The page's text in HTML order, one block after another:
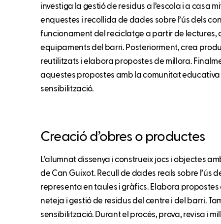
investiga la gestió de residus a l’escola i a casa
enquestes i recollida de dades sobre l’ús dels
funcionament del reciclatge a partir de lectures,
equipaments del barri. Posteriorment, crea
reutilitzats i elabora propostes de millora.
aquestes propostes amb la comunitat
sensibilització.
Creació d’obres o productes
L’alumnat dissenya i construeix jocs i objectes
de Can Guixot. Recull de dades reals sobre l’ús
representa en taules i gràfics. Elabora propostes
neteja i gestió de residus del centre i del barri.
sensibilització. Durant el procés, prova, revisa i